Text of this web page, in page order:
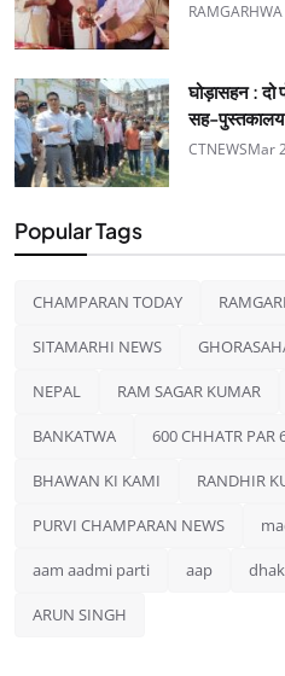
RAMGARHWA
घोड़ासहन : दो
सह-
CTNEWSMar
Popular Tags
CHAMPARAN TODAY
SITAMARHI NEWS
NEPAL RAM SAGAR KUMAR
BANKATWA 600 CHHATR PAR
BHAWAN KI KAMI RANDHIR
PURVI CHAMPARAN NEWS
aam aadmi parti aap
ARUN SINGH